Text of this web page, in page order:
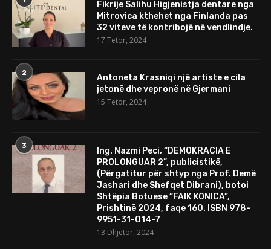
Fikrije Salihu Higjenistja dentare nga
Mitrovica kthehet nga Finlanda pas
32 viteve të kontribojë në vendlindje.
17 Tetor, 2024
2
Antoneta Krasniqi një artiste e cila
jetonë dhe vepronë në Gjermani
15 Tetor, 2024
3
Ing. Nazmi Peci, “DEMOKRACIA E
PROLONGUAR 2”, publicistikë,
(Përgatitur për shtyp nga Prof. Demë
Jashari dhe Shefqet Dibrani), botoi
Shtëpia Botuese “FAIK KONICA”,
Prishtinë 2024, faqe 160. ISBN 978-
9951-31-014-7
13 Dhjetor, 2024